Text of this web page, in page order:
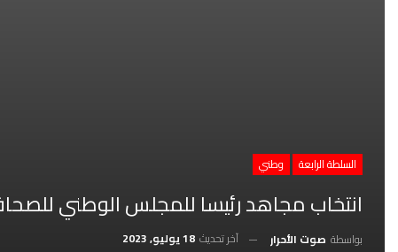
السلطة الرابعة وطني
انتخاب مجاهد رئيسا للمجلس الوطني
بواسطة صوت الأحرار آخر تحديث 18 يوليو, 2023